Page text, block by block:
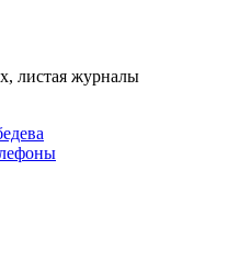
листая журналы